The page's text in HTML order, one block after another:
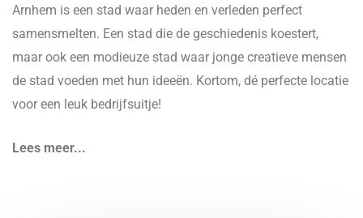
Arnhem is een stad waar heden en verleden perfect
samensmelten. Een stad die de geschiedenis koestert,
maar ook een modieuze stad waar jonge creatieve mensen
de stad voeden met hun ideeën. Kortom, dé perfecte locatie
voor een leuk bedrijfsuitje!
Lees meer...